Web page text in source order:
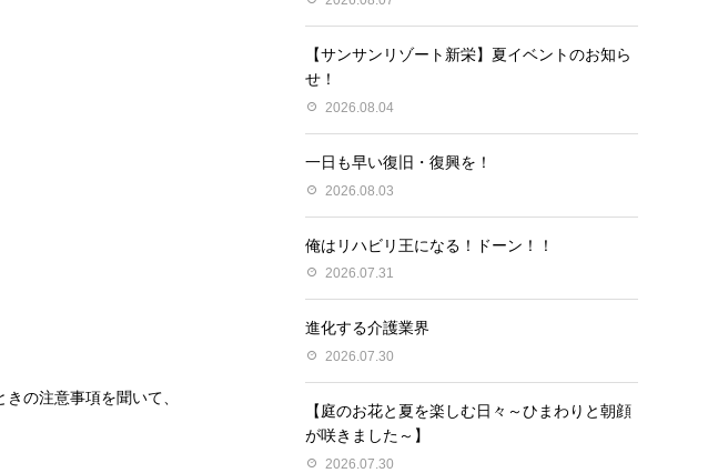
の注意事項を聞いて、
【サンサンリゾート新栄】夏イベントのお知ら
せ！
2026.08.04
一日も早い復旧・復興を！
2026.08.03
俺はリハビリ王になる！ドーン！！
2026.07.31
進化する介護業界
2026.07.30
【庭のお花と夏を楽しむ日々～ひまわりと朝顔
が咲きました～】
2026.07.30